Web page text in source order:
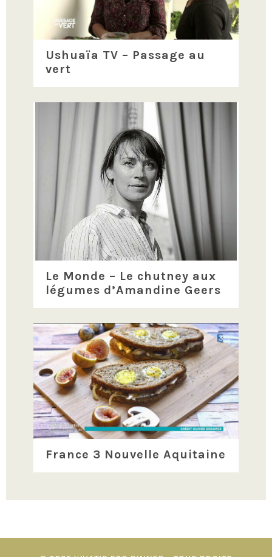
Ushuaïa TV – Passage au
vert
Le Monde – Le chutney aux
légumes d’Amandine Geers
France 3 Nouvelle Aquitaine